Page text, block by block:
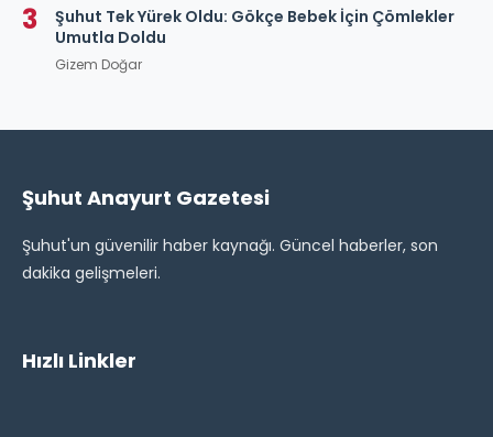
3
Şuhut Tek Yürek Oldu: Gökçe Bebek İçin Çömlekler
Umutla Doldu
Gizem Doğar
Şuhut Anayurt Gazetesi
Şuhut'un güvenilir haber kaynağı. Güncel haberler, son
dakika gelişmeleri.
Hızlı Linkler